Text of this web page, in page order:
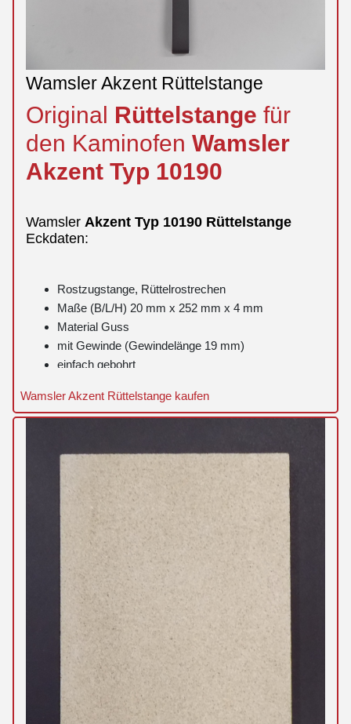
Wamsler Akzent Rüttelstange
Original Rüttelstange für
den Kaminofen Wamsler
Akzent Typ 10190
Wamsler Akzent Typ 10190 Rüttelstange
Eckdaten:
Rostzugstange, Rüttelrostrechen
Maße (B/L/H) 20 mm x 252 mm x 4 mm
Material Guss
mit Gewinde (Gewindelänge 19 mm)
einfach gebohrt
Wamsler Akzent Rüttelstange kaufen